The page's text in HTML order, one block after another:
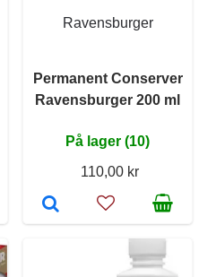
Ravensburger
Permanent Conserver
Ravensburger 200 ml
På lager (10)
110,00 kr